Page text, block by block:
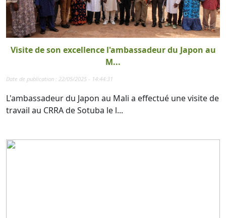
Visite de son excellence l'ambassadeur du Japon au
M...
Date de publication : 22/05/2025 - 14:44:31
L'ambassadeur du Japon au Mali a effectué une visite de
travail au CRRA de Sotuba le l...